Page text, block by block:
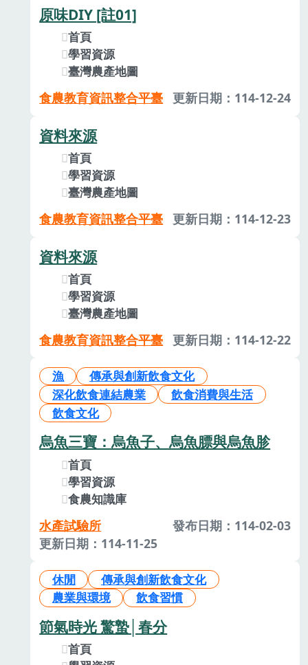
原味DIY [註01]
首頁
學習資源
臺灣農產地圖
食農教育資訊整合平臺 更新日期：114-12-24
資料來源
首頁
學習資源
臺灣農產地圖
食農教育資訊整合平臺 更新日期：114-12-23
資料來源
首頁
學習資源
臺灣農產地圖
食農教育資訊整合平臺 更新日期：114-12-22
漁
傳承與創新飲食文化
深化飲食連結農業
飲食消費與生活
飲食文化
烏魚三寶：烏魚子、烏魚膘與烏魚胗
首頁
學習資源
食農知識庫
水產試驗所
發布日期：114-02-03
更新日期：114-11-25
休閒
傳承與創新飲食文化
農業與環境
飲食習慣
節氣時光 驚蟄│春分
首頁